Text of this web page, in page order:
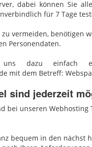
dabei können Sie
für 7 Tage
vermeiden, benötigen
Personendaten.
uns dazu einfach
mit dem Betreff:
sind jederzeit
bei unseren Webhosting
bequem in den nächst